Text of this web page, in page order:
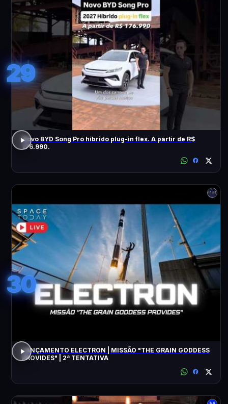
29
Novo BYD Song Pro híbrido plug-in flex. A partir de R$
176.990.
30
LANÇAMENTO ELECTRON | MISSÃO "THE GRAIN GODDESS
PROVIDES" | 2ª TENTATIVA